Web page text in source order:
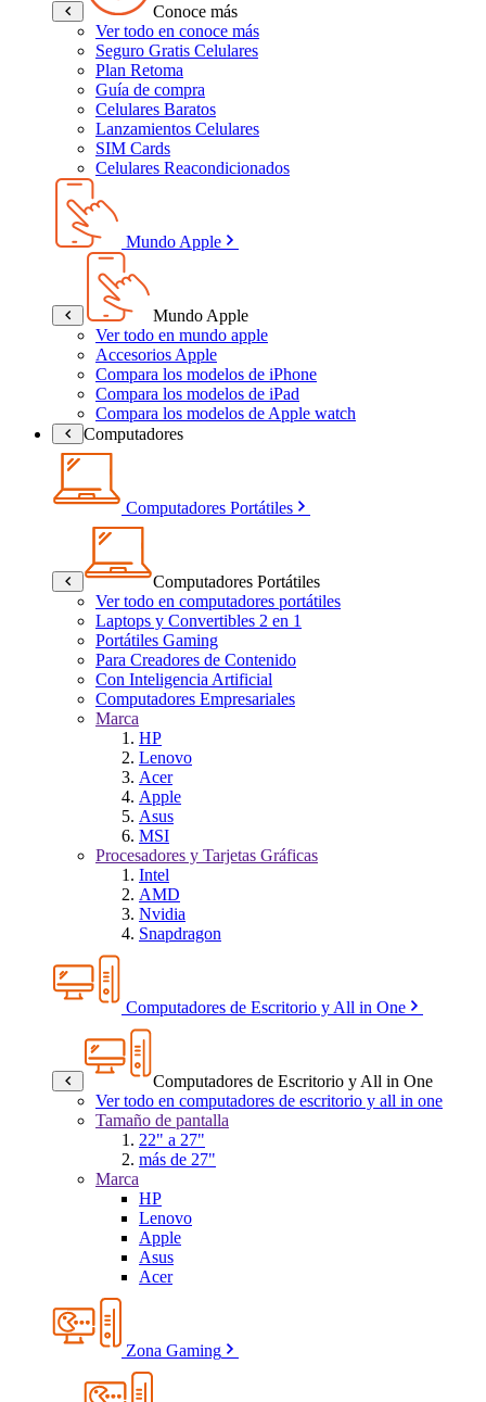
Conoce más
Ver todo en conoce más
Seguro Gratis Celulares
Plan Retoma
Guía de compra
Celulares Baratos
Lanzamientos Celulares
SIM Cards
Celulares Reacondicionados
Mundo Apple
Mundo Apple
Ver todo en mundo apple
Accesorios Apple
Compara los modelos de iPhone
Compara los modelos de iPad
Compara los modelos de Apple watch
Computadores
Computadores Portátiles
Computadores Portátiles
Ver todo en computadores portátiles
Laptops y Convertibles 2 en 1
Portátiles Gaming
Para Creadores de Contenido
Con Inteligencia Artificial
Computadores Empresariales
Marca
HP
Lenovo
Acer
Apple
Asus
MSI
Procesadores y Tarjetas Gráficas
Intel
AMD
Nvidia
Snapdragon
Computadores de Escritorio y All in One
Computadores de Escritorio y All in One
Ver todo en computadores de escritorio y all in one
Tamaño de pantalla
22" a 27"
más de 27"
Marca
HP
Lenovo
Apple
Asus
Acer
Zona Gaming